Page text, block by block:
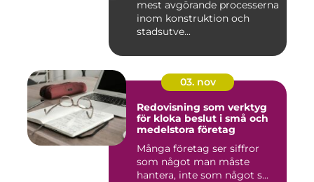
mest avgörande processerna
inom konstruktion och
stadsutve...
03. nov
Redovisning som verktyg
för kloka beslut i små och
medelstora företag
Många företag ser siffror
som något man måste
hantera, inte som något s...